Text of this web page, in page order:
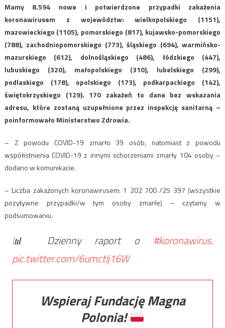
Mamy 8.594 nowe i potwierdzone przypadki zakażenia
koronawirusem z województw: wielkopolskiego (1151),
mazowieckiego (1105), pomorskiego (817), kujawsko-pomorskiego
(788), zachodniopomorskiego (773), śląskiego (694), warmińsko-
mazurskiego (612), dolnośląskiego (486), łódzkiego (447),
lubuskiego (320), małopolskiego (310), lubelskiego (299),
podlaskiego (178), opolskiego (173), podkarpackiego (142),
świętokrzyskiego (129). 170 zakażeń to dane bez wskazania
adresu, które zostaną uzupełnione przez inspekcję sanitarną –
poinformowało Ministerstwo Zdrowia.
– Z powodu COVID-19 zmarło 39 osób, natomiast z powodu
współistnienia COVID-19 z innymi schorzeniami zmarły 104 osoby –
dodano w komunikacie.
– Liczba zakażonych koronawirusem: 1 202 700 /25 397 (wszystkie
pozytywne przypadki/w tym osoby zmarłe) – czytamy w
podsumowaniu.
📊 Dzienny raport o #koronawirus.
pic.twitter.com/6umctlj16W
Wspieraj Fundację Magna
Polonia!